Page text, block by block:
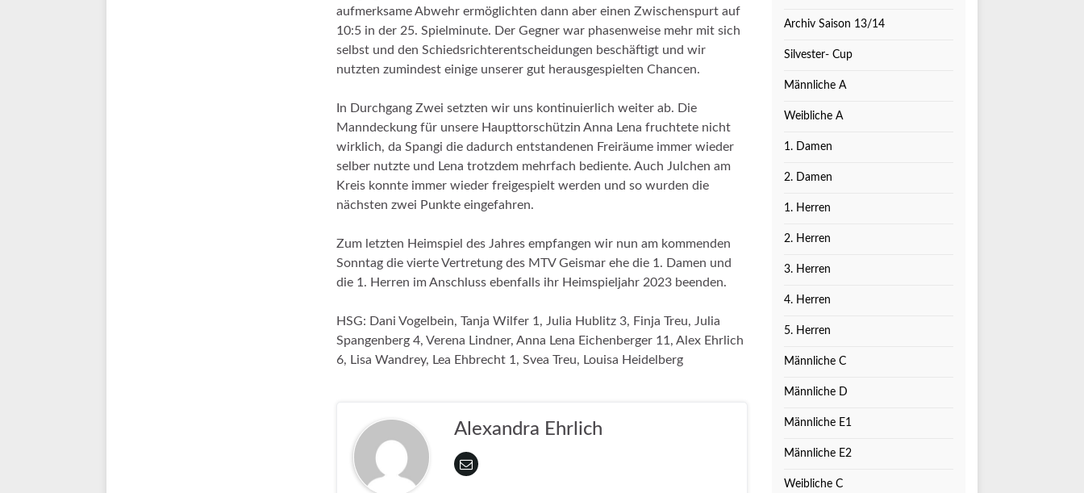
aufmerksame Abwehr ermöglichten dann aber einen Zwischenspurt auf
10:5 in der 25. Spielminute. Der Gegner war phasenweise mehr mit sich
selbst und den Schiedsrichterentscheidungen beschäftigt und wir
nutzten zumindest einige unserer gut herausgespielten Chancen.
In Durchgang Zwei setzten wir uns kontinuierlich weiter ab. Die
Manndeckung für unsere Haupttorschützin Anna Lena fruchtete nicht
wirklich, da Spangi die dadurch entstandenen Freiräume immer wieder
selber nutzte und Lena trotzdem mehrfach bediente. Auch Julchen am
Kreis konnte immer wieder freigespielt werden und so wurden die
nächsten zwei Punkte eingefahren.
Zum letzten Heimspiel des Jahres empfangen wir nun am kommenden
Sonntag die vierte Vertretung des MTV Geismar ehe die 1. Damen und
die 1. Herren im Anschluss ebenfalls ihr Heimspieljahr 2023 beenden.
HSG: Dani Vogelbein, Tanja Wilfer 1, Julia Hublitz 3, Finja Treu, Julia
Spangenberg 4, Verena Lindner, Anna Lena Eichenberger 11, Alex Ehrlich
6, Lisa Wandrey, Lea Ehbrecht 1, Svea Treu, Louisa Heidelberg
Alexandra Ehrlich
Archiv Saison 13/14
Silvester- Cup
Männliche A
Weibliche A
1. Damen
2. Damen
1. Herren
2. Herren
3. Herren
4. Herren
5. Herren
Männliche C
Männliche D
Männliche E1
Männliche E2
Weibliche C